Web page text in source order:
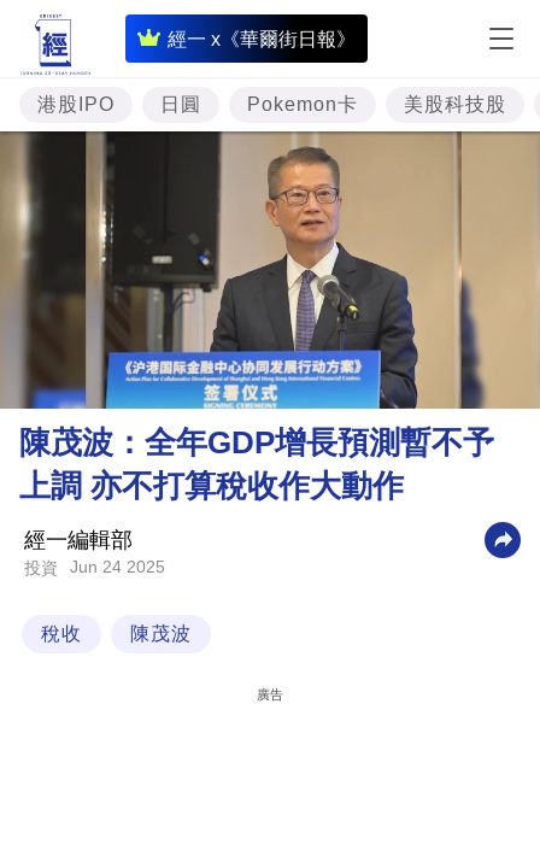
經一 x《華爾街日報》
即
時
財
經
投
資
樓
市
理
財
商
科
港股IPO 日圓 Pokemon卡 美股科技股
陳茂波：全年GDP增長預測暫不予
上調 亦不打算稅收作大動作
經一編輯部
投資 Jun 24 2025
稅收 陳茂波
廣告